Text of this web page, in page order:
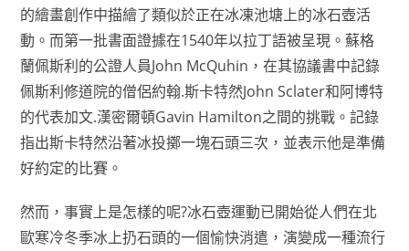
的繪畫創作中描繪了類似於正在冰凍池塘上的冰石壺活
動。而第一批書面證據在1540年以拉丁語被呈現。蘇格
蘭佩斯利的公證人員John McQuhin，在其協議書中記錄
佩斯利修道院的僧侶約翰.斯卡特然John Sclater和阿博特
的代表加文.漢密爾頓Gavin Hamilton之間的挑戰。記錄
指出斯卡特然沿著冰投擲一塊石頭三次，並表示他是準備
好約定的比賽。
然而，事實上是怎樣的呢?冰石壺運動已開始從人們在北
歐寒冷冬季冰上扔石頭的一個愉快消遣，演變成一種流行